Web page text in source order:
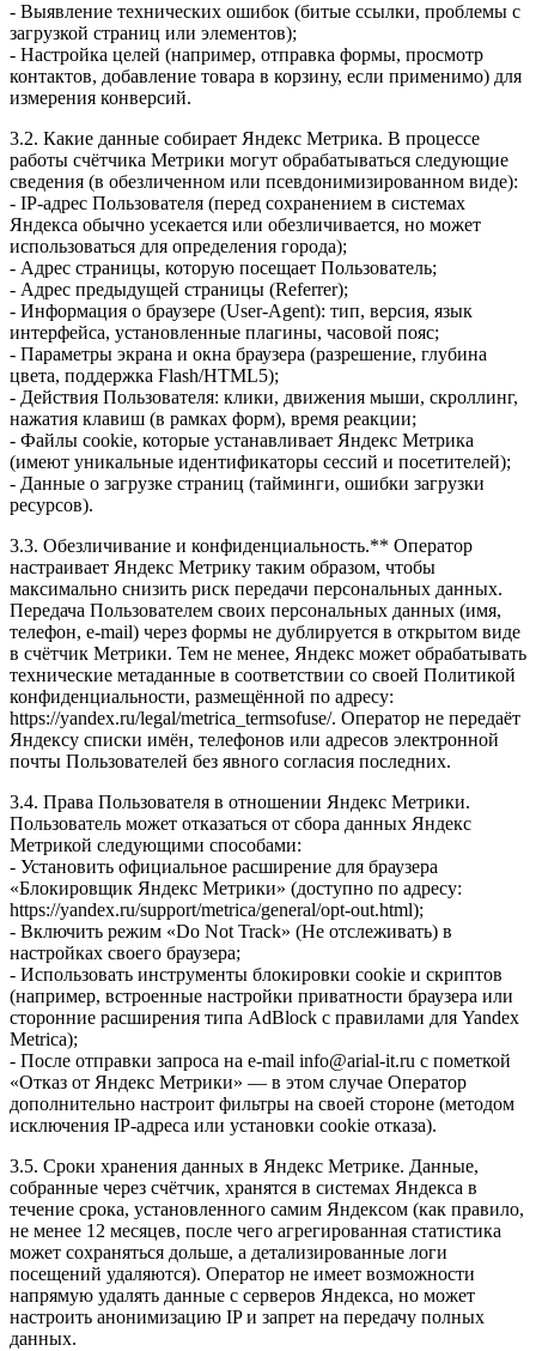
- Выявление технических ошибок (битые ссылки, проблемы с
загрузкой страниц или элементов);
- Настройка целей (например, отправка формы, просмотр
контактов, добавление товара в корзину, если применимо) для
измерения конверсий.
3.2. Какие данные собирает Яндекс Метрика. В процессе
работы счётчика Метрики могут обрабатываться следующие
сведения (в обезличенном или псевдонимизированном виде):
- IP-адрес Пользователя (перед сохранением в системах
Яндекса обычно усекается или обезличивается, но может
использоваться для определения города);
- Адрес страницы, которую посещает Пользователь;
- Адрес предыдущей страницы (Referrer);
- Информация о браузере (User-Agent): тип, версия, язык
интерфейса, установленные плагины, часовой пояс;
- Параметры экрана и окна браузера (разрешение, глубина
цвета, поддержка Flash/HTML5);
- Действия Пользователя: клики, движения мыши, скроллинг,
нажатия клавиш (в рамках форм), время реакции;
- Файлы cookie, которые устанавливает Яндекс Метрика
(имеют уникальные идентификаторы сессий и посетителей);
- Данные о загрузке страниц (тайминги, ошибки загрузки
ресурсов).
3.3. Обезличивание и конфиденциальность.** Оператор
настраивает Яндекс Метрику таким образом, чтобы
максимально снизить риск передачи персональных данных.
Передача Пользователем своих персональных данных (имя,
телефон, e-mail) через формы не дублируется в открытом виде
в счётчик Метрики. Тем не менее, Яндекс может обрабатывать
технические метаданные в соответствии со своей Политикой
конфиденциальности, размещённой по адресу:
https://yandex.ru/legal/metrica_termsofuse/. Оператор не передаёт
Яндексу списки имён, телефонов или адресов электронной
почты Пользователей без явного согласия последних.
3.4. Права Пользователя в отношении Яндекс Метрики.
Пользователь может отказаться от сбора данных Яндекс
Метрикой следующими способами:
- Установить официальное расширение для браузера
«Блокировщик Яндекс Метрики» (доступно по адресу:
https://yandex.ru/support/metrica/general/opt-out.html);
- Включить режим «Do Not Track» (Не отслеживать) в
настройках своего браузера;
- Использовать инструменты блокировки cookie и скриптов
(например, встроенные настройки приватности браузера или
сторонние расширения типа AdBlock с правилами для Yandex
Metrica);
- После отправки запроса на e-mail info@arial-it.ru с пометкой
«Отказ от Яндекс Метрики» — в этом случае Оператор
дополнительно настроит фильтры на своей стороне (методом
исключения IP-адреса или установки cookie отказа).
3.5. Сроки хранения данных в Яндекс Метрике. Данные,
собранные через счётчик, хранятся в системах Яндекса в
течение срока, установленного самим Яндексом (как правило,
не менее 12 месяцев, после чего агрегированная статистика
может сохраняться дольше, а детализированные логи
посещений удаляются). Оператор не имеет возможности
напрямую удалять данные с серверов Яндекса, но может
настроить анонимизацию IP и запрет на передачу полных
данных.